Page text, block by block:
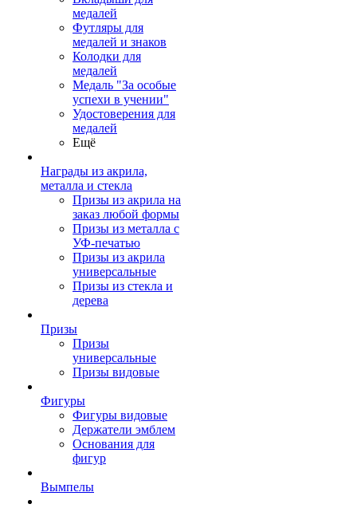
медалей
Футляры для
медалей и знаков
Колодки для
медалей
Медаль "За особые
успехи в учении"
Удостоверения для
медалей
Ещё
Награды из акрила,
металла и стекла
Призы из акрила на
заказ любой формы
Призы из металла с
УФ-печатью
Призы из акрила
универсальные
Призы из стекла и
дерева
Призы
Призы
универсальные
Призы видовые
Фигуры
Фигуры видовые
Держатели эмблем
Основания для
фигур
Вымпелы